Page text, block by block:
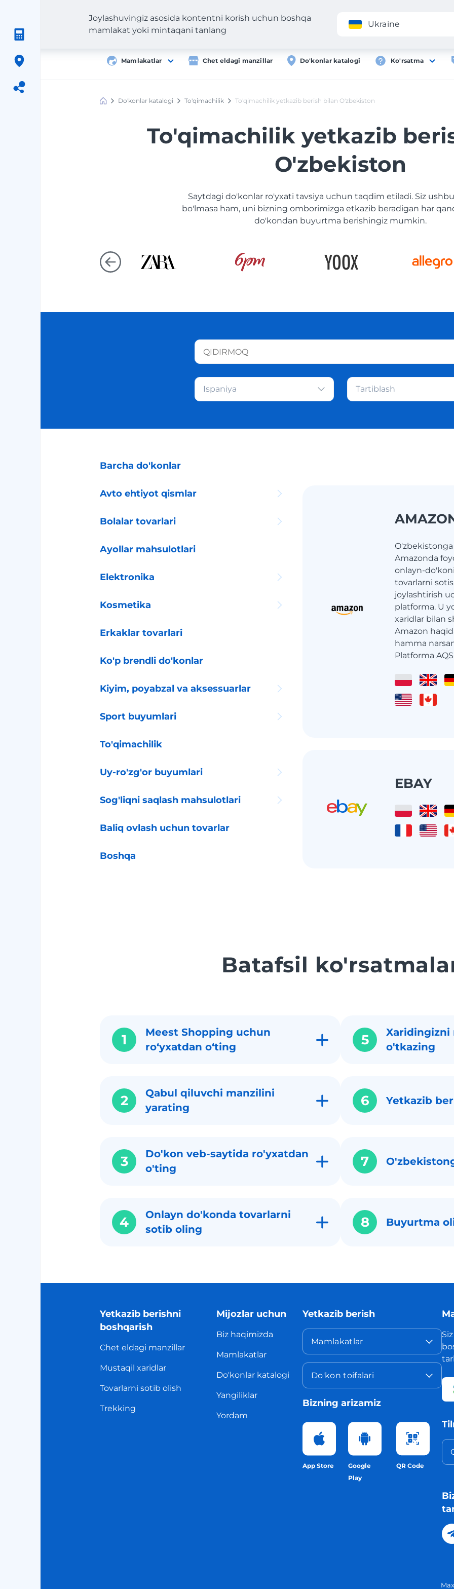
Ilova
Mamlakatlar Chet eldagi manzillar Do'konlar katalogi Ko'rsatma
Joylashuvingiz asosida kontentni korish uchun boshqa
mamlakat yoki mintaqani tanlang
Ukraine
Meest
Do'konlar katalogi To'qimachilik To'qimachilik yetkazib berish bilan O'zbekiston
To'qimachilik yetkazib
O'zbekiston
Saytdagi do'konlar ro'yxati tavsiya uchun taqdim etiladi. Siz
bo'lmasa ham, uni bizning omborimizga etkazib beradigan har
do'kondan buyurtma berishingiz mumkin.
Ispaniya Tartiblash
Barcha do'konlar
Avto ehtiyot qismlar
Bolalar tovarlari
Ayollar mahsulotlari
Elektronika
Kosmetika
Erkaklar tovarlari
Ko'p brendli do'konlar
Kiyim, poyabzal va aksessuarlar
Sport buyumlari
To'qimachilik
Uy-ro'zg'or buyumlari
Sog'liqni saqlash mahsulotlari
Baliq ovlash uchun tovarlar
Boshqa
Amazonda
onlayn-
tovarlarni
joylashtirish
platforma. U
xaridlar bilan
Amazon
hamma
Platforma
EBAY
Batafsil
1
Meest Shopping uchun
roʻyxatdan oʻting
2
Qabul qiluvchi manzilini
yarating
3
Do'kon veb-saytida ro'yxatdan
o'ting
4
Onlayn do'konda tovarlarni
sotib oling
5
Xaridingizni
o'tkazing
6 Yetkazib
7
8 Buyurtma
Yetkazib berishni
boshqarish
Chet eldagi manzillar
Mustaqil xaridlar
Tovarlarni sotib olish
Trekking
Mijozlar uchun
Biz haqimizda
Mamlakatlar
Do'konlar katalogi
Yangiliklar
Yordam
Yetkazib berish
Mamlakatlar
Do'kon toifalari
Bizning arizamiz
App Store
Google
Play
QR Code